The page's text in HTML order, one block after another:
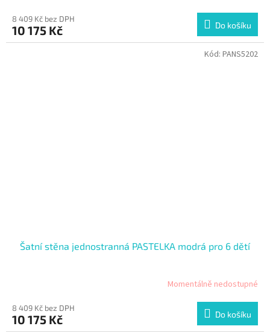
8 409 Kč bez DPH
10 175 Kč Do košíku
Šatní stěna jednostranná PASTELKA modrá pro 6 dětí
Momentálně nedostupné
8 409 Kč bez DPH
10 175 Kč Do košíku
Kód: PANS5202